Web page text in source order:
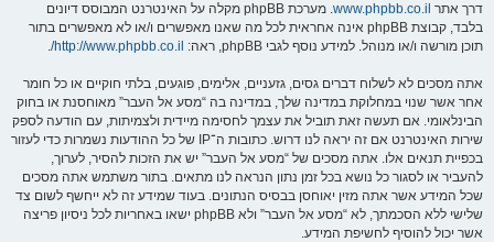
דרך אתר www.phpbb.co.il
. מערכת phpBB מקלה על האינטרנט המבוסס דיונים
בלבד, קבוצת phpBB אינה אחראית לכל מה שאנו מאפשרים ו/או לא מאפשרים בתור
תוכן מורשה ו/או מנוהל. למידע נוסף לגבי phpBB, ראה:
http://www.phpbb.co.il/
.
אתה מסכים לא לשלוח דברים גסים, גזעניים, אלימים, פוגעים, בלתי חוקיים או כל חומר
אחר אשר שנוי במחלוקת במדינה שלך, במדינה בה “מסע אל העבר” מאוחסנת או בחוק
הבינלאומי. אם תעשה זאת תוביל את עצמך לחסימה מיידית ולצמיתות, עם הודעה לספק
שירות האינטרנט אם זה יראה לנו דרוש. כתובות ה־IP של כל ההודעות נשמרות כדי לעזור
בכפיית תנאים אלו. אתה מסכים של “מסע אל העבר” יש את הזכות להסיר, לערוך,
להעביר או לסגור כל נושא בכל זמן נתון הנראה לנו מתאים. בתור משתמש אתה מסכים
שכל המידע אשר אתה מזין יאוחסן בבסיס הנתונים. בעוד שמידע זה לא ייחשף לשום צד
שלישי ללא הסכמתך, לא “מסע אל העבר” ולא phpBB ישאו באחריות לכל ניסיון פריצה
אשר יכול להוסיף לחשיפת המידע.